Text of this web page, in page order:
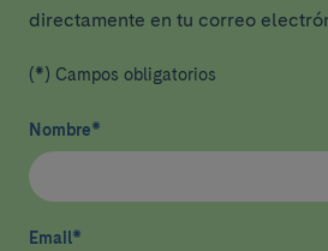
directamente en tu correo
(*) Campos obligatorios
Nombre*
Email*